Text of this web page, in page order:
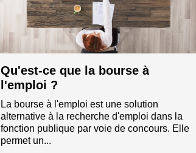
Qu'est-ce que la bourse à
l'emploi ?
La bourse à l'emploi est une solution
alternative à la recherche d'emploi dans la
fonction publique par voie de concours. Elle
permet un...